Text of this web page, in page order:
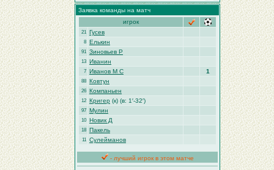
Заявка команды на матч
игрок
21 Гусев
8 Елькин
91 Зиновьев Р
13 Иванин
7 Иванов М С 1
88 Ковтун
26 Компаньен
12 Кригер (к) (в: 1′-32′)
97 Мулин
10 Новик Д
18 Пакель
11 Сулейманов
- лучший игрок в этом матче